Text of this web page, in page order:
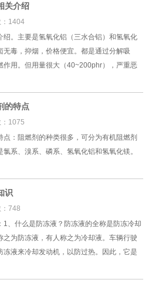
关介绍
：1404
。主要是氢氧化铝（三水合铝）和氢氧化
毒，抑烟，价格便宜。都是通过分解吸
作用。但用量很大（40~200phr），严重恶
的特点
：1075
：阻燃剂的种类很多，可分为有机阻燃剂
系、溴系、磷系、氢氧化铝和氢氧化镁。
识
：748
、什么是防冻液？防冻液的全称是防冻冷却
为防冻液，有人称之为冷却液。车辆行驶
液来冷却发动机，以防过热。因此，它是